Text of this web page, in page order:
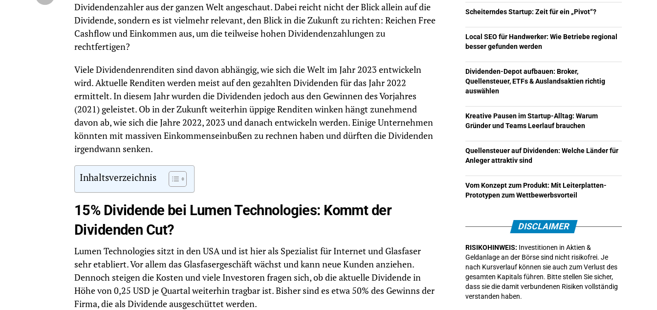
Dividendenzahler aus der ganzen Welt angeschaut. Dabei reicht nicht der Blick allein auf die
Dividende, sondern es ist vielmehr relevant, den Blick in die Zukunft zu richten: Reichen Free
Cashflow und Einkommen aus, um die teilweise hohen Dividendenzahlungen zu
rechtfertigen?
Viele Dividendenrenditen sind davon abhängig, wie sich die Welt im Jahr 2023 entwickeln
wird. Aktuelle Renditen werden meist auf den gezahlten Dividenden für das Jahr 2022
ermittelt. In diesem Jahr wurden die Dividenden jedoch aus den Gewinnen des Vorjahres
(2021) geleistet. Ob in der Zukunft weiterhin üppige Renditen winken hängt zunehmend
davon ab, wie sich die Jahre 2022, 2023 und danach entwickeln werden. Einige Unternehmen
könnten mit massiven Einkommenseinbußen zu rechnen haben und dürften die Dividenden
irgendwann senken.
Inhaltsverzeichnis
15% Dividende bei Lumen Technologies: Kommt der
Dividenden Cut?
Lumen Technologies sitzt in den USA und ist hier als Spezialist für Internet und Glasfaser
sehr etabliert. Vor allem das Glasfasergeschäft wächst und kann neue Kunden anziehen.
Dennoch steigen die Kosten und viele Investoren fragen sich, ob die aktuelle Dividende in
Höhe von 0,25 USD je Quartal weiterhin tragbar ist. Bisher sind es etwa 50% des Gewinns der
Firma, die als Dividende ausgeschüttet werden.
Scheiterndes Startup: Zeit für ein „Pivot“?
Local SEO für Handwerker: Wie Betriebe regional
besser gefunden werden
Dividenden-Depot aufbauen: Broker,
Quellensteuer, ETFs & Auslandsaktien richtig
auswählen
Kreative Pausen im Startup-Alltag: Warum
Gründer und Teams Leerlauf brauchen
Quellensteuer auf Dividenden: Welche Länder für
Anleger attraktiv sind
Vom Konzept zum Produkt: Mit Leiterplatten-
Prototypen zum Wettbewerbsvorteil
DISCLAIMER
RISIKOHINWEIS: Investitionen in Aktien &
Geldanlage an der Börse sind nicht risikofrei. Je
nach Kursverlauf können sie auch zum Verlust des
gesamten Kapitals führen. Bitte stellen Sie sicher,
dass sie die damit verbundenen Risiken vollständig
verstanden haben.